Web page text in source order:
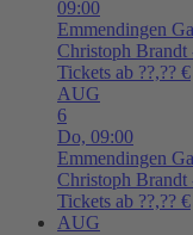
09:00
Emmendingen
Christoph Brandt
Tickets ab ??,?? €
AUG
6
Do, 09:00
Emmendingen
Christoph Brandt
Tickets ab ??,?? €
AUG